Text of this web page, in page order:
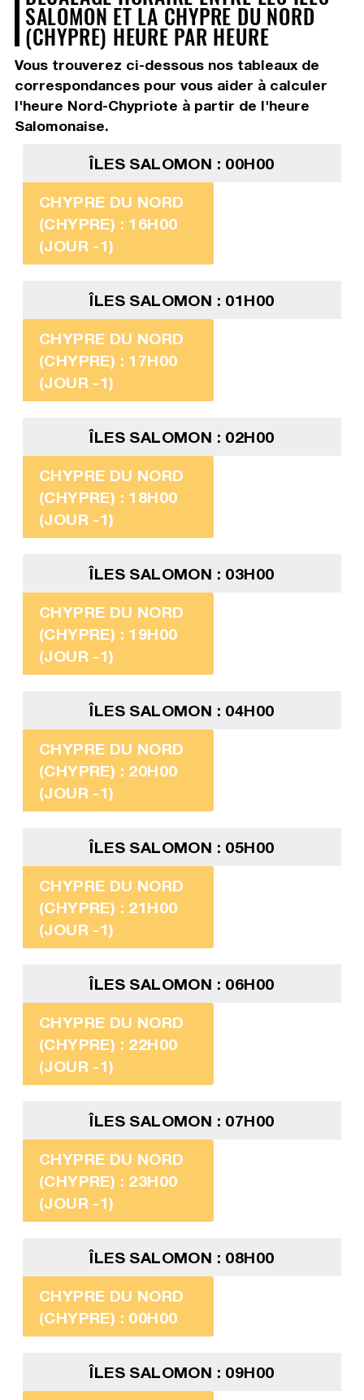
SALOMON ET LA CHYPRE DU NORD
(CHYPRE) HEURE PAR HEURE
Vous trouverez ci-dessous nos tableaux de
correspondances pour vous aider à calculer
l'heure Nord-Chypriote à partir de l'heure
Salomonaise.
ÎLES SALOMON : 00H00
CHYPRE DU NORD
(CHYPRE) : 16H00
(JOUR -1)
ÎLES SALOMON : 01H00
CHYPRE DU NORD
(CHYPRE) : 17H00
(JOUR -1)
ÎLES SALOMON : 02H00
CHYPRE DU NORD
(CHYPRE) : 18H00
(JOUR -1)
ÎLES SALOMON : 03H00
CHYPRE DU NORD
(CHYPRE) : 19H00
(JOUR -1)
ÎLES SALOMON : 04H00
CHYPRE DU NORD
(CHYPRE) : 20H00
(JOUR -1)
ÎLES SALOMON : 05H00
CHYPRE DU NORD
(CHYPRE) : 21H00
(JOUR -1)
ÎLES SALOMON : 06H00
CHYPRE DU NORD
(CHYPRE) : 22H00
(JOUR -1)
ÎLES SALOMON : 07H00
CHYPRE DU NORD
(CHYPRE) : 23H00
(JOUR -1)
ÎLES SALOMON : 08H00
CHYPRE DU NORD
(CHYPRE) : 00H00
ÎLES SALOMON : 09H00